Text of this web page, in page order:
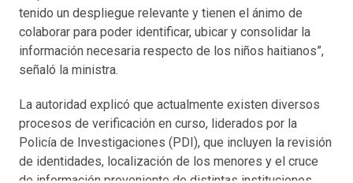
tenido un despliegue relevante y tienen el ánimo de
colaborar para poder identificar, ubicar y consolidar la
información necesaria respecto de los niños haitianos”,
señaló la ministra.
La autoridad explicó que actualmente existen diversos
procesos de verificación en curso, liderados por la
Policía de Investigaciones (PDI), que incluyen la revisión
de identidades, localización de los menores y el cruce